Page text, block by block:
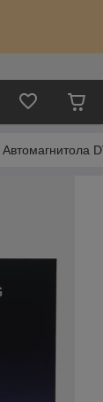
Автомагнитола